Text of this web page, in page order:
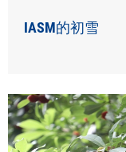
IASM的初雪